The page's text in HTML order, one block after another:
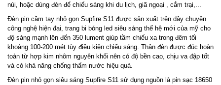
núi, hoặc dùng đèn để chiếu sáng khi du lịch, giã ngoại , cắm trại,...
Đèn pin cầm tay nhỏ gọn Supfire S11 được sản xuất trên dây chuyền
công nghệ hiện đại, trang bi bóng led siêu sáng thế hệ mới của mỹ cho
độ sáng mạnh lên đến 350 lument giúp tầm chiếu xa trong đêm tối
khoảng 100-200 mét tùy điều kiện chiếu sáng. Thân đèn được đúc hoàn
toàn từ hợp kim nhôm nguyên khối nên có độ bền cao, chịu va đập tốt
và có khả năng chống thấm nước hiệu quả.
Đèn pin nhỏ gọn siêu sáng Supfire S11 sử dụng nguồn là pin sạc 18650